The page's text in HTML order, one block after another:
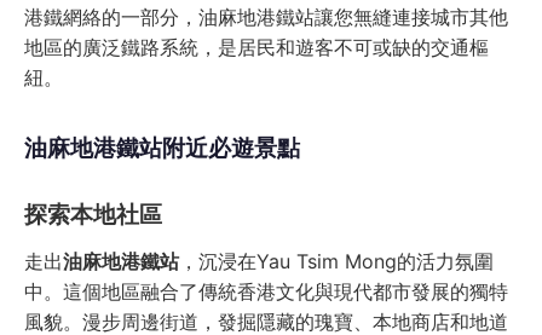
港鐵網絡的一部分，油麻地港鐵站讓您無縫連接城市其他
地區的廣泛鐵路系統，是居民和遊客不可或缺的交通樞
紐。
油麻地港鐵站附近必遊景點
探索本地社區
走出油麻地港鐵站，沉浸在Yau Tsim Mong的活力氛圍
中。這個地區融合了傳統香港文化與現代都市發展的獨特
風貌。漫步周邊街道，發掘隱藏的瑰寶、本地商店和地道